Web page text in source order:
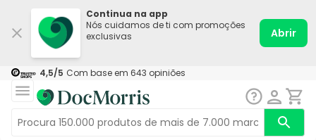
Continua na app
Nós cuidamos de ti com promoções
exclusivas
Abrir
4,5/5 Com base em 643 opiniões